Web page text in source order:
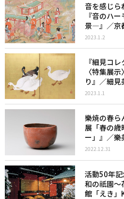
音を感じら
『音のハ
景―』／京
2023.1.2
『細見コ
〈特集展
り』／細見
2023.1.1
樂焼の春ら
展「春の歳
ー」』／樂
2022.12.31
活動50年
和の祇園～
館「えき」